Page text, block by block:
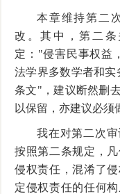
本章维持第二
改。其中，第二
定："侵害民事权益
法学界多数学者和
条文"，建议断然删
以保留，亦建议必须
我在对第二次审
按照第二条规定，
侵权责任，混淆了
定侵权责任的任何